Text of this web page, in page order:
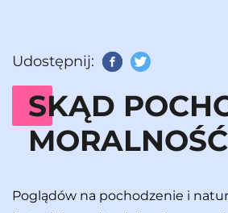
Udostępnij: Facebook
Twitter
SKĄD
Poglądów na pochodzenie i